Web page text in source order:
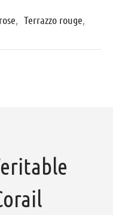
, Terrazzo rouge,